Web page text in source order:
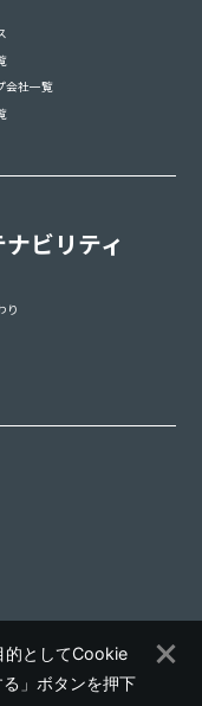
会社一覧
ビリティ
り
的としてCookie
」ボタンを押下